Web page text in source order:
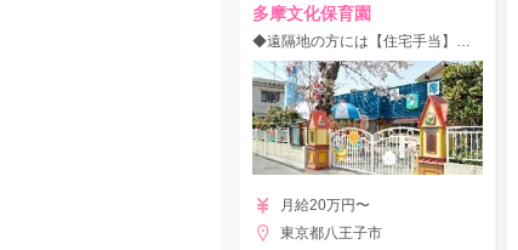
多摩文化保育園
◆遠隔地の方には【住宅手当】支給◆賞与年4.4ヶ月☆駅チカ認可園！
月給20万円〜
東京都八王子市